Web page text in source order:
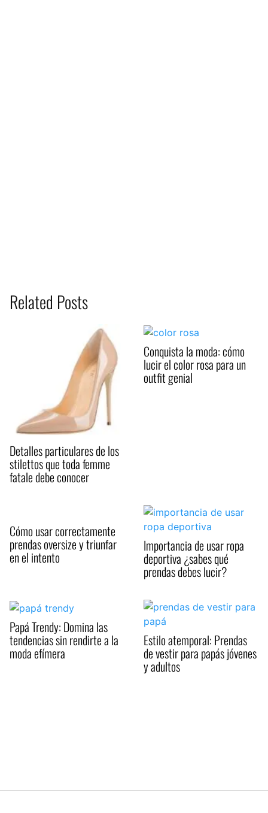
Related Posts
Detalles particulares de los
stilettos que toda femme
fatale debe conocer
Conquista la moda: cómo
lucir el color rosa para un
outfit genial
Cómo usar correctamente
prendas oversize y triunfar
en el intento
Importancia de usar ropa
deportiva ¿sabes qué
prendas debes lucir?
Papá Trendy: Domina las
tendencias sin rendirte a la
moda efímera
Estilo atemporal: Prendas
de vestir para papás jóvenes
y adultos